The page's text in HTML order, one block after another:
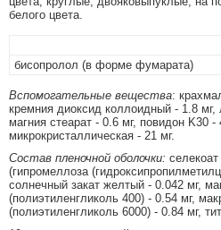
белого цвета.
бисопролол (в форме фумарата)
Вспомогательные вещества:
кремния диоксид коллоидный - 1.8 мг,
магния стеарат - 0.6 мг, повидон K30
микрокристаллическая - 21 мг.
Состав пленочной оболочки:
(гипромеллоза
солнечный закат желтый - 0.042 мг,
(полиэтиленгликоль 400) - 0.54 мг,
(полиэтиленгликоль 6000) - 0.84 мг,